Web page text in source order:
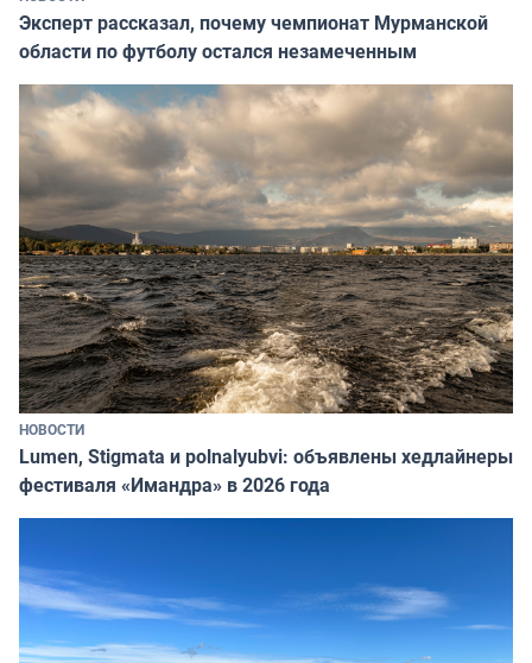
Эксперт рассказал, почему чемпионат Мурманской
области по футболу остался незамеченным
НОВОСТИ
Lumen, Stigmata и polnalyubvi: объявлены хедлайнеры
фестиваля «Имандра» в 2026 года